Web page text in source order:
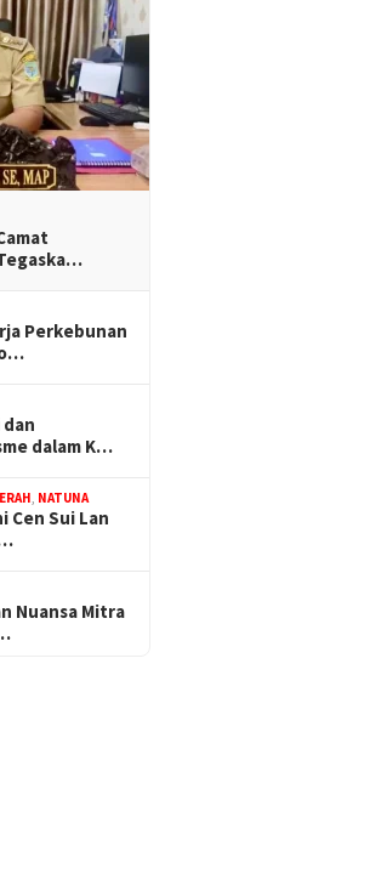
Perkebunan
dalam K…
, NATUNA
Cen Sui Lan
Nuansa Mitra